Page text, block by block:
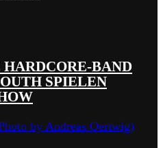
BAND
SPIELEN